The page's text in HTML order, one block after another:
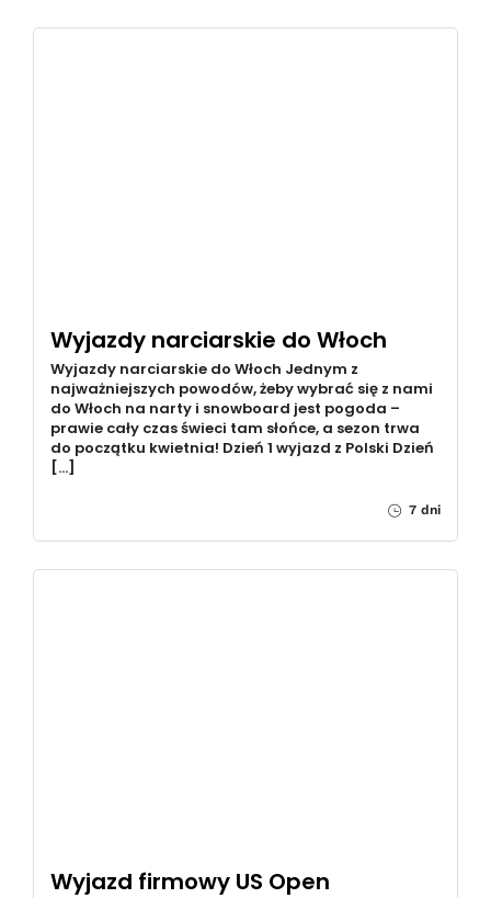
Wyjazdy narciarskie do Włoch
Wyjazdy narciarskie do Włoch Jednym z
najważniejszych powodów, żeby wybrać się z nami
do Włoch na narty i snowboard jest pogoda –
prawie cały czas świeci tam słońce, a sezon trwa
do początku kwietnia! Dzień 1 wyjazd z Polski Dzień
[…]
7 dni
Wyjazd firmowy US Open